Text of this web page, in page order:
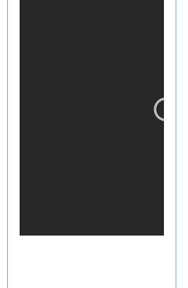
импортируйте изображения
хотите, чтобы они